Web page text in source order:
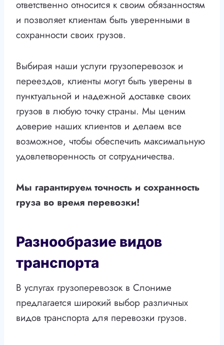
ответственно относится к своим обязанностям
и позволяет клиентам быть уверенными в
сохранности своих грузов.
Выбирая наши услуги грузоперевозок и
переездов, клиенты могут быть уверены в
пунктуальной и надежной доставке своих
грузов в любую точку страны. Мы ценим
доверие наших клиентов и делаем все
возможное, чтобы обеспечить максимальную
удовлетворенность от сотрудничества.
Мы гарантируем точность и сохранность
груза во время перевозки!
Разнообразие видов
транспорта
В услугах грузоперевозок в Слониме
предлагается широкий выбор различных
видов транспорта для перевозки грузов.